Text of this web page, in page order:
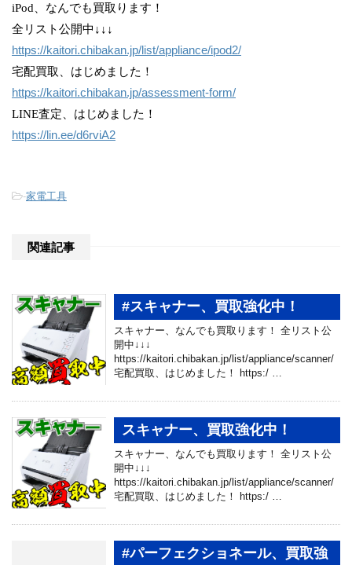
iPod、なんでも買取ります！
全リスト公開中↓↓↓
https://kaitori.chibakan.jp/list/appliance/ipod2/
宅配買取、はじめました！
https://kaitori.chibakan.jp/assessment-form/
LINE査定、はじめました！
https://lin.ee/d6rviA2
-家電工具
関連記事
#スキャナー、買取強化中！
スキャナー、なんでも買取ります！ 全リスト公
開中↓↓↓
https://kaitori.chibakan.jp/list/appliance/scanner/
宅配買取、はじめました！ https:/ …
スキャナー、買取強化中！
スキャナー、なんでも買取ります！ 全リスト公
開中↓↓↓
https://kaitori.chibakan.jp/list/appliance/scanner/
宅配買取、はじめました！ https:/ …
#パーフェクショネール、買取強